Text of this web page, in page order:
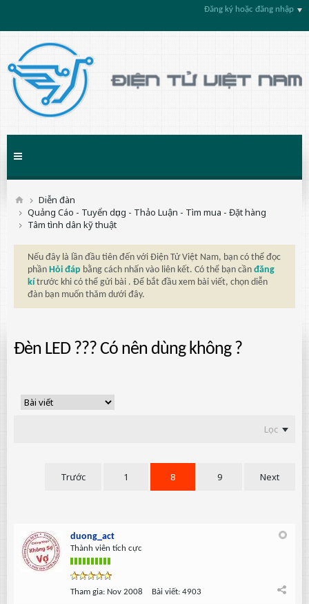
Đăng ký hoặc đăng nhập
Diễn đàn
Quảng Cáo - Tuyển dụng - Thảo Luận - Tìm mua - Đặt hàng
Tâm tình dân kỹ thuật
Nếu đây là lần đầu tiên đến với Điện Tử Việt Nam, bạn có thể đọc
phần Hỏi đáp bằng cách nhấn vào liên kết. Có thể bạn cần đăng
kí trước khi có thể gửi bài . Để bắt đầu xem bài viết, chọn diễn
đàn bạn muốn thăm dưới đây.
Đèn LED ??? Có nên dùng không ?
Lọc
Trước 1 8 9 Next
duong_act
Thành viên tích cực
Tham gia: Nov 2008 Bài viết: 4903